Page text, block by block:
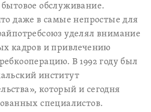
обслуживание.
даже в самые непростые для
уделял внимание
кадров и привлечению
В 1992 году был
институт
который и сегодня
специалистов.